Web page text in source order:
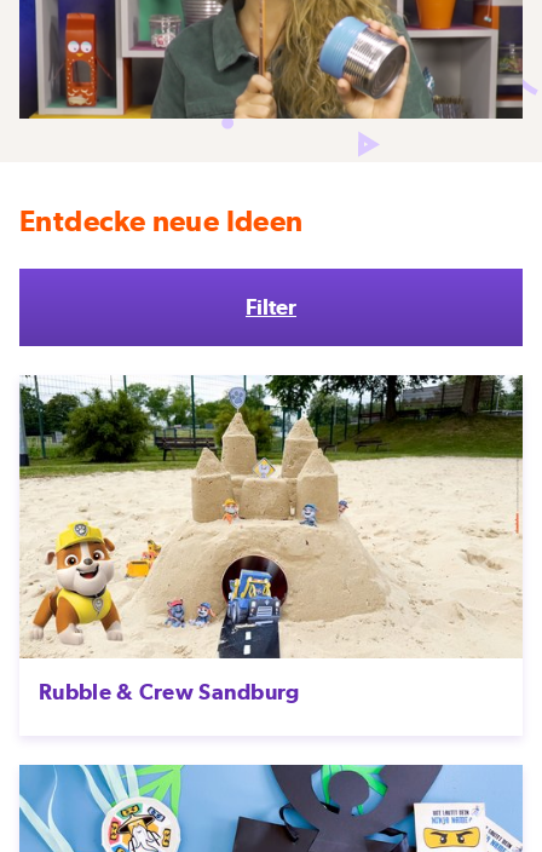
Entdecke neue Ideen
Filter
Rubble & Crew Sandburg